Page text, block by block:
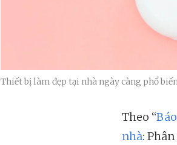
Thiết bị làm đẹp tại nhà ngày càng phổ
Theo “
nhà: